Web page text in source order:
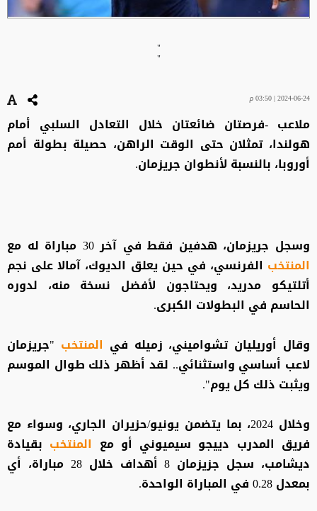
"
"
2024-06-24 | 03:50 م
ملاعب -فرصتان ضائعتان خلال التعادل السلبي أمام
هولندا، تمثلان حتى الوقت الراهن، حصيلة بطولة أمم
أوروبا، بالنسبة لأنطوان جريزمان.
وسجل جريزمان، هدفين فقط في آخر 30 مباراة له مع
المنتخب الفرنسي، في حين يعلق الديوك، آمالا على نجم
أتلتيكو مدريد، ويحتاجون لأفضل نسخة منه، لدوره
الحاسم في البطولات الكبرى.
وقال أوريليان تشواميني، زميله في المنتخب "جريزمان
لاعب أساسي واستثنائي.. لقد أظهر ذلك طوال الموسم
ويثبت ذلك كل يوم".
وخلال 2024، بما يتضمن يونيو/حزيران الجاري، وسواء مع
فريق المدرب دييجو سيميوني أو مع المنتخب بقيادة
ديشامب، سجل جزيزمان 8 أهداف خلال 28 مباراة، أي
بمعدل 0.28 في المباراة الواحدة.